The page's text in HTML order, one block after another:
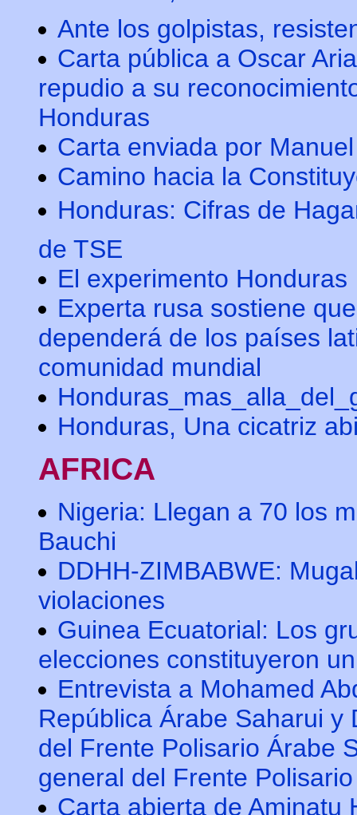
Ante los golpistas,
Carta pública a Oscar
repudio a su
Honduras
Carta enviada por
Camino hacia la
Honduras: Cifras de
de TSE
El experimento Honduras
Experta rusa sostiene
dependerá de los países
comunidad mundial
Honduras, Una cicatriz
AFRICA
Nigeria: Llegan a 70 los
Bauchi
DDHH-ZIMBABWE:
violaciones
Guinea Ecuatorial: Los
elecciones constituyeron
Entrevista a Mohamed
República Árabe Saharui
del Frente Polisario Árabe
general del Frente Polisario
Carta abierta de Aminatu